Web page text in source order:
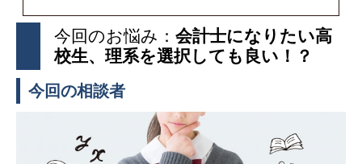
今回のお悩み： 会計士になりたい高
校生、理系を選択しても良い！？
今回の相談者